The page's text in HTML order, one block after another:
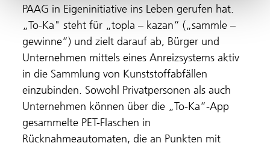
PAAG in Eigeninitiative ins Leben gerufen hat.
„To-Ka" steht für „topla – kazan“ („sammle –
gewinne“) und zielt darauf ab, Bürger und
Unternehmen mittels eines Anreizsystems aktiv
in die Sammlung von Kunststoffabfällen
einzubinden. Sowohl Privatpersonen als auch
Unternehmen können über die „To-Ka“-App
gesammelte PET-Flaschen in
Rücknahmeautomaten, die an Punkten mit